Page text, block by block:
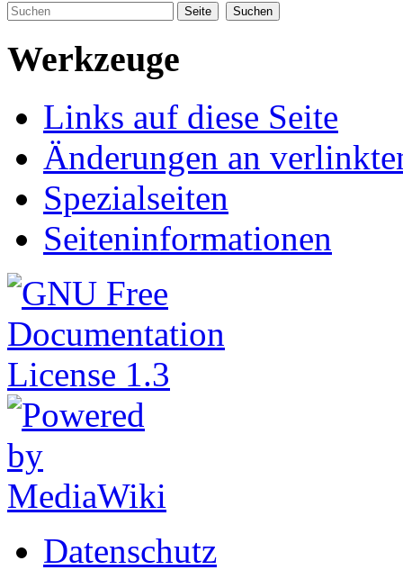
Werkzeuge
Links auf diese Seite
Änderungen an
Spezialseiten
Seiteninformationen
Datenschutz